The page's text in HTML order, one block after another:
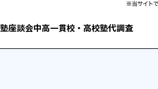
座談会中高一貫校・高校塾代調査